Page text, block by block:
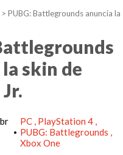
> PUBG: Battlegrounds anuncia la
skin de
•
PC PlayStation 4
PUBG: Battlegrounds
Xbox One